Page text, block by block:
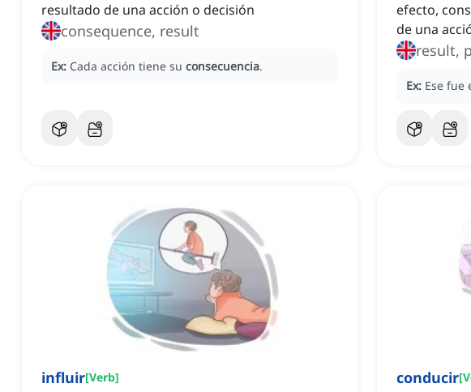
resultado de una acción o decisión
consequence, result
Ex: Cada acción tiene su consecuencia.
efecto,
de una
result,
Ex: Ese fue
influir[Verb] conducir[